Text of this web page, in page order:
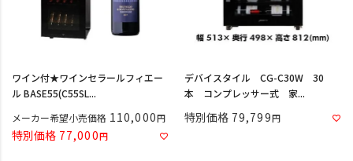
ワイン付★ワインセラールフィエー
ル BASE55(C55SL...
メーカー希望小売価格 110,000
特別価格 77,000
デバイスタイル CG-C30W 30
本 コンプレッサー式 家...
特別価格 79,799